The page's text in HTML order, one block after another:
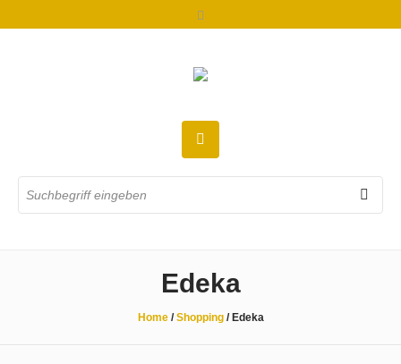
Edeka
Home /Shopping / Edeka